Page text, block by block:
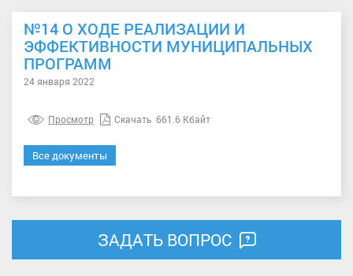
№14 О ХОДЕ РЕАЛИЗАЦИИ И
ЭФФЕКТИВНОСТИ МУНИЦИПАЛЬНЫХ
ПРОГРАММ
24 января 2022
Просмотр Скачать 661.6 Кбайт
Все документы
ЗАДАТЬ ВОПРОС